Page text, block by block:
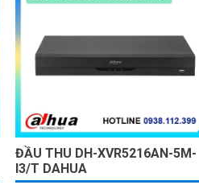
ĐẦU THU DH-XVR5216AN-5M-
I3/T DAHUA